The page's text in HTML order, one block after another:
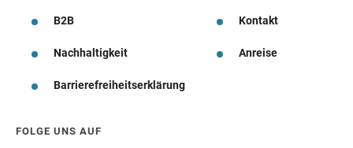
B2B Kontakt
Nachhaltigkeit Anreise
Barrierefreiheitserklärung
FOLGE UNS AUF